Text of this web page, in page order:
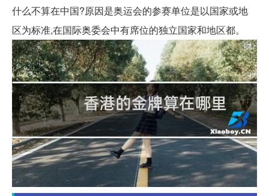
什么不算在中国?原因是奥运会的参赛单位是以国家或地
区为标准,在国际奥委会中有席位的独立国家和地区都。